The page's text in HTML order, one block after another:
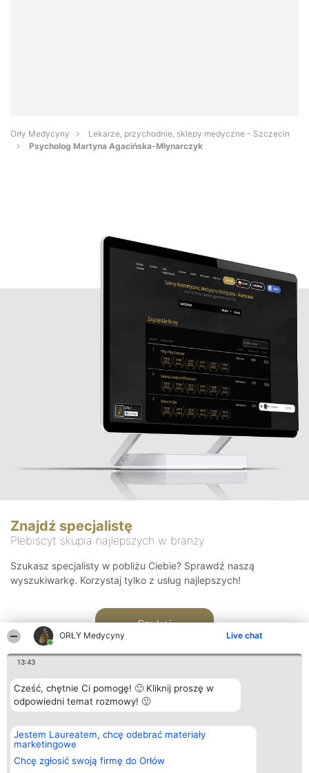
ORŁY Medycyny Live chat
13:43
Cześć, chętnie Ci pomogę! 🙂 Kliknij proszę w
odpowiedni temat rozmowy! 🙂
Jestem Laureatem, chcę odebrać materiały
marketingowe
Chcę zgłosić swoją firmę do Orłów
Orły Medycyny
Lekarze, przychodnie, sklepy medyczne - Szczecin
Psycholog Martyna Agacińska-Młynarczyk
Znajdź specjalistę
Plebiscyt skupia najlepszych w branży
Szukasz specjalisty w pobliżu Ciebie? Sprawdź naszą
wyszukiwarkę. Korzystaj tylko z usług najlepszych!
Szukaj
Organizator plebiscytu
Bright Side Solutions sp. z o.
o. sp. k.
ul. Ruska 22
Wrocław 50-079
Plebiscyt
Laureaci
wszystkich
Laureatów
Kontakt
Kontakt